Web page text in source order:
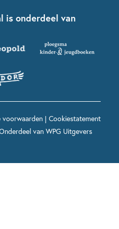
is onderdeel van
voorwaarden| Cookiestatement
van WPG Uitgevers